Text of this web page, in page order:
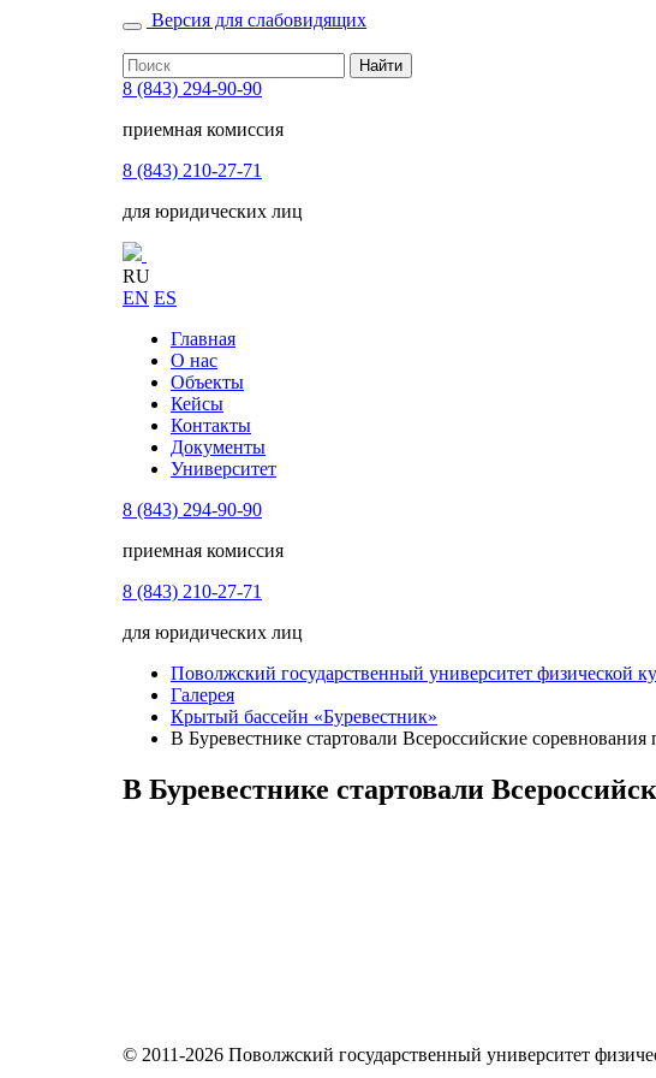
Версия для слабовидящих
Найти
8 (843) 294-90-90
приемная комиссия
8 (843) 210-27-71
для юридических лиц
RU
EN ES
Главная
О нас
Объекты
Кейсы
Контакты
Документы
Университет
8 (843) 294-90-90
приемная комиссия
8 (843) 210-27-71
для юридических лиц
Поволжский государственный университет физической
Галерея
Крытый бассейн «Буревестник»
В Буревестнике стартовали Всероссийские
В Буревестнике стартовали
© 2011-2026 Поволжский государственный университет